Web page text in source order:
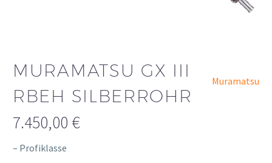
MURAMATSU GX III
RBEH SILBERROHR
Muramatsu
7.450,00 €
– Profiklasse